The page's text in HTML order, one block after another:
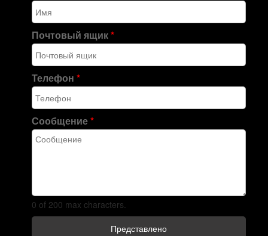
Почтовый ящик*
Телефон*
Сообщение*
0 of 200 max characters.
Представлено